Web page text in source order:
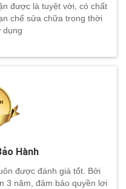
được là tuyệt vời, có chất
chế sửa chữa trong thời
dụng
Hành
được đánh giá tốt. Bởi
3 năm, đảm bảo quyền lợi